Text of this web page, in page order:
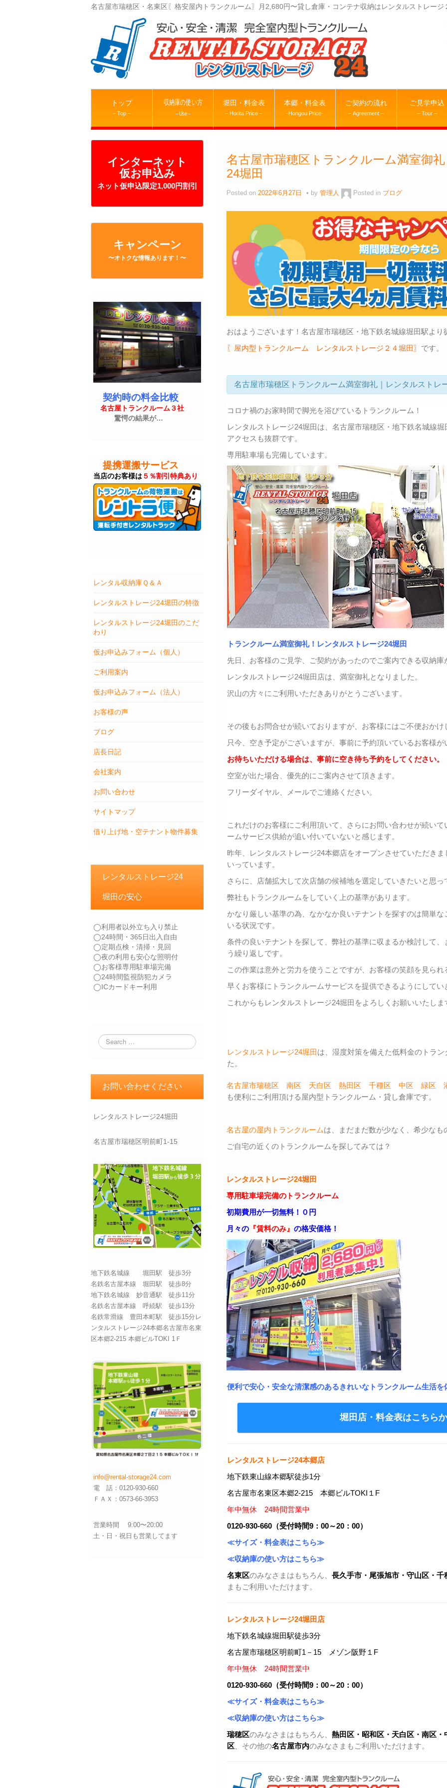
名古屋市瑞穂区・名東区〖格安屋内トランクルーム〗月2,680円〜貸し倉庫・コンテナ収納はレンタルストレージ
トップ
– Top –
収納庫の使い方
– Use –
堀田・料金表
– Horita Price –
本郷・料金表
-Hongou Price-
ご契約の流れ
– Agreement –
ご見学申込
– Tour –
インターネット
仮お申込み
ネット仮申込限定1,000円割引
キャンペーン
〜オトクな情報あります！〜
契約時の料金比較
名古屋トランクルーム３社
驚愕の結果が…
提携運搬サービス
当店のお客様は５％割引特典あり
レンタル収納庫Ｑ＆Ａ
レンタルストレージ24堀田の特徴
レンタルストレージ24堀田のこだ
わり
仮お申込みフォーム（個人）
ご利用案内
仮お申込みフォーム（法人）
お客様の声
ブログ
店長日記
会社案内
お問い合わせ
サイトマップ
借り上げ地・空テナント物件募集
レンタルストレージ24
堀田の安心
◯利用者以外立ち入り禁止
◯24時間・365日出入自由
◯定期点検・清掃・見回
◯夜の利用も安心な照明付
◯お客様専用駐車場完備
◯24時間監視防犯カメラ
◯ICカードキー利用
お問い合わせください
レンタルストレージ24堀田
名古屋市瑞穂区明前町1-15
地下鉄名城線 堀田駅 徒歩3分
名鉄名古屋本線 堀田駅 徒歩8分
地下鉄名城線 妙音通駅 徒歩11分
名鉄名古屋本線 呼続駅 徒歩13分
名鉄常滑線 豊田本町駅 徒歩15分レ
ンタルストレージ24本郷名古屋市名東
区本郷2-215 本郷ビルTOKI 1Ｆ
info@rental-storage24.com
電 話：0120-930-660
ＦＡＸ：0573-66-3953
営業時間 9:00〜20:00
土・日・祝日も営業してます
名古屋市瑞穂区トランクルーム満室御
24堀田
Posted on2022年6月27日 by管理人 Posted in ブログ
おはようございます！名古屋市瑞穂区・地下鉄名城線堀田駅より
〖屋内型トランクルーム レンタルストレージ２４堀田〗 です。
名古屋市瑞穂区トランクルーム満室御礼｜レンタルストレ
コロナ禍のお家時間で脚光を浴びているトランクルーム！
レンタルストレージ24堀田は、名古屋市瑞穂区・地下鉄名城線
アクセスも抜群です。
専用駐車場も完備しています。
トランクルーム満室御礼！レンタルストレージ24堀田
先日、お客様のご見学、ご契約があったのでご案内できる収納庫
レンタルストレージ24堀田店は、満室御礼となりました。
沢山の方々にご利用いただきありがとうございます。
その後もお問合せが続いておりますが、お客様にはご不便おかけ
只今、空き予定がございますが、事前に予約頂いているお客様が
お待ちいただける場合は、事前に空き待ち予約をしてください。
空室が出た場合、優先的にご案内させて頂きます。
フリーダイヤル、メールでご連絡ください。
これだけのお客様にご利用頂いて、さらにお問い合わせが続い
ームサービス供給が追い付いていないと感じます。
昨年、レンタルストレージ24本郷店をオープンさせていただき
いっています。
さらに、店舗拡大して次店舗の候補地を選定していきたいと思っ
弊社もトランクルームをしていく上の基準があります。
かなり厳しい基準の為、なかなか良いテナントを探すのは簡単
いる状況です。
条件の良いテナントを探して、弊社の基準に収まるか検討して
う繰り返しです。
この作業は意外と労力を使うことですが、お客様の笑顔を見られ
早くお客様にトランクルームサービスを提供できるようにしてい
これからもレンタルストレージ24堀田をよろしくお願いいたしま
レンタルストレージ24堀田は、湿度対策を備えた低料金のトラ
た。
名古屋市瑞穂区 南区 天白区 熱田区 千種区 中区 緑区
も便利にご利用頂ける屋内型トランクルーム・貸し倉庫です。
名古屋の屋内トランクルームは、まだまだ数が少なく、希少なも
ご自宅の近くのトランクルームを探してみては？
レンタルストレージ24堀田
専用駐車場完備のトランクルーム
初期費用が一切無料！０円
月々の 『賃料のみ』の格安価格！
便利で安心・安全な清潔感のあるきれいなトランクルーム生活を
堀田店・料金表はこちら
レンタルストレージ24本郷店
地下鉄東山線本郷駅徒歩1分
名古屋市名東区本郷2-215 本郷ビルTOKI１F
年中無休 24時間営業中
0120-930-660（受付時間9：00～20：00）
≪サイズ・料金表はこちら≫
≪収納庫の使い方はこちら≫
名東区のみなさまはもちろん、長久手市・尾張旭市 ・守山区・千
まもご利用いただけます。
レンタルストレージ24堀田店
地下鉄名城線堀田駅徒歩3分
名古屋市瑞穂区明前町1－15 メゾン阪野１F
年中無休 24時間営業中
0120-930-660（受付時間9：00～20：00）
≪サイズ・料金表はこちら≫
≪収納庫の使い方はこちら≫
瑞穂区のみなさまはもちろん、熱田区・昭和区・天白区・南区・
区 、その他の名古屋市内のみなさまもご利用いただけます。